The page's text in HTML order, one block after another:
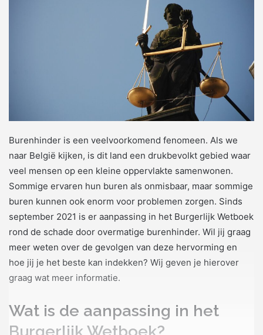
Burenhinder is een veelvoorkomend fenomeen. Als we
naar België kijken, is dit land een drukbevolkt gebied waar
veel mensen op een kleine oppervlakte samenwonen.
Sommige ervaren hun buren als onmisbaar, maar sommige
buren kunnen ook enorm voor problemen zorgen. Sinds
september 2021 is er aanpassing in het Burgerlijk Wetboek
rond de schade door overmatige burenhinder. Wil jij graag
meer weten over de gevolgen van deze hervorming en
hoe jij je het beste kan indekken? Wij geven je hierover
graag wat meer informatie.
Wat is de aanpassing in het
Burgerlijk Wetboek?